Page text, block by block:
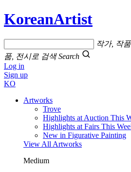
KoreanArtist
작가, 작
품, 전시로 검색 Search
Log in
Sign up
KO
Artworks
Trove
Highlights at Auction This
Highlights at Fairs This
New in Figurative Painting
View All Artworks
Medium